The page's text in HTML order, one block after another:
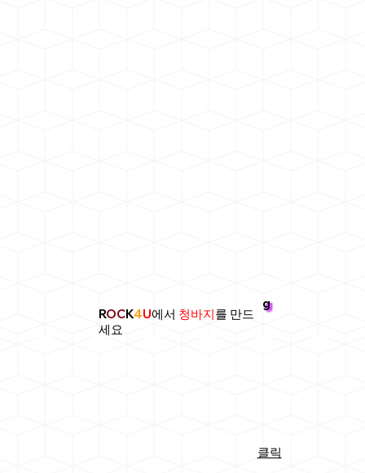
ROCK4U에서 청바지를 만드
세요
g
클릭